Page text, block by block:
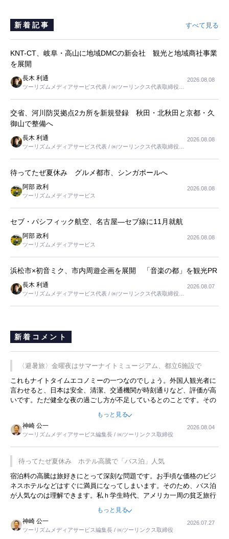
新着記事 すべて見る
KNT-CT、岐阜・高山に地域DMCの新会社 観光と地域商社事業
を展開
長木 利通
ツーリズムメディアサービス代表 / ㈱ツーリンクス代表取締役社
2026.08.08
交省、河川防災拠点2カ所を新規登録 秋田・北秋田と京都・久
御山で整備へ
長木 利通
ツーリズムメディアサービス代表 / ㈱ツーリンクス代表取締役社
2026.08.08
待ってたぜ夏休み グルメ都市、シンガポールへ
阿部 政利
ツーリズムメディアサービス
2026.08.08
セブ・パシフィック航空、名古屋―セブ線に11月就航
阿部 政利
ツーリズムメディアサービス
2026.08.08
浜松市×初音ミク、市内周遊企画を展開 「音楽の都」を観光PR
長木 利通
ツーリズムメディアサービス代表 / ㈱ツーリンクス代表取締役社
2026.08.07
新着コメント
〈避暑旅〉金曜夜はサマーナイトミュージアム、都立6施設で
これもナイトタイムエコノミーの一つなのでしょう。外国人観光者に
言わせると、日本は安全、清潔、交通機関が時刻通りなど、評価が高
いです。ただ健全な夜の過ごし方が不足しているとのことです。その
ような意味で、金曜夜にこのようなイベントが行われれば、日本人に
限らず外国人にとっても楽しみが増えるでしょうね。
もっと見る
神崎 公一
ツーリズムメディアサービス編集長 / ㈱ツーリンクス取締役
2026.08.04
待ってたぜ夏休み ホテル高騰で「バス泊」人気
宿泊料の高騰は旅好きにとって深刻な問題です。お手頃な価格のビジ
ネスホテルなどはすぐに満員になってしまいます。そのため、バス泊
が人気なのは理解できます。私ｈ学生時代、アメリカ一周の貧乏旅行
をした時は、移動はグレイハウンドバスでした。夕方から夜の便を利
用してホテル代を浮かせていました。ただし、若いからできたことで
す。若い人が夜行バスで京都に行った、青森に行ったと聞くと、疲れ
が残らないのかなと思ってしまいます。
もっと見る
神崎 公一
ツーリズムメディアサービス編集長 / ㈱ツーリンクス取締役
2026.07.27